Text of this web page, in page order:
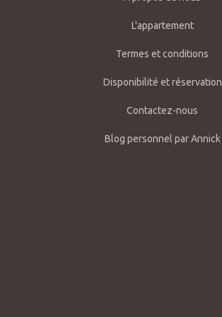
L'appartement
Termes et conditions
Disponibilité et réservation
Contactez-nous
Blog personnel par Annick